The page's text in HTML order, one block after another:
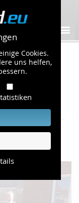
Cookies.
uns helfen,
-
- 01. Mai 2026 -
Nordhorn